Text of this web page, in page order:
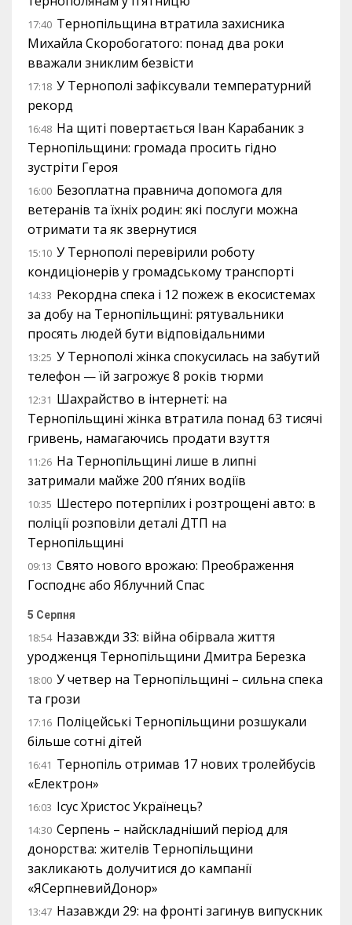
17:40 Тернопільщина втратила захисника
Михайла Скоробогатого: понад два роки
вважали зниклим безвісти
17:18 У Тернополі зафіксували температурний
рекорд
16:48 На щиті повертається Іван Карабаник з
Тернопільщини: громада просить гідно
зустріти Героя
16:00 Безоплатна правнича допомога для
ветеранів та їхніх родин: які послуги можна
отримати та як звернутися
15:10 У Тернополі перевірили роботу
кондиціонерів у громадському транспорті
14:33 Рекордна спека і 12 пожеж в екосистемах
за добу на Тернопільщині: рятувальники
просять людей бути відповідальними
13:25 У Тернополі жінка спокусилась на забутий
телефон — їй загрожує 8 років тюрми
12:31 Шахрайство в інтернеті: на
Тернопільщині жінка втратила понад 63 тисячі
гривень, намагаючись продати взуття
11:26 На Тернопільщині лише в липні
затримали майже 200 п’яних водіїв
10:35 Шестеро потерпілих і розтрощені авто: в
поліції розповіли деталі ДТП на
Тернопільщині
09:13 Свято нового врожаю: Преображення
Господнє або Яблучний Спас
5 Серпня
18:54 Назавжди 33: війна обірвала життя
уродженця Тернопільщини Дмитра Березка
18:00 У четвер на Тернопільщині – сильна спека
та грози
17:16 Поліцейські Тернопільщини розшукали
більше сотні дітей
16:41 Тернопіль отримав 17 нових тролейбусів
«Електрон»
16:03 Ісус Христос Українець?
14:30 Серпень – найскладніший період для
донорства: жителів Тернопільщини
закликають долучитися до кампанії
«ЯСерпневийДонор»
13:47 Назавжди 29: на фронті загинув випускник